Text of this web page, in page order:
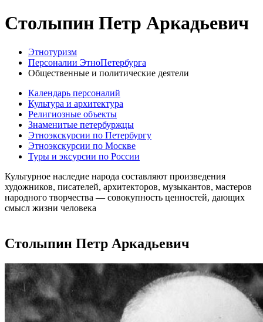
Столыпин Петр Аркадьевич
Этнотуризм
Персоналии ЭтноПетербурга
Общественные и политические деятели
Календарь персоналий
Культура и архитектура
Религиозные объекты
Знаменитые петербуржцы
Этноэкскурсии по Петербургу
Этноэкскурсии по Москве
Туры и эксурсии по России
Культурное наследие народа составляют произведения
художников, писателей, архитекторов, музыкантов, мастеров
народного творчества ― совокупность ценностей, дающих
смысл жизни человека
Столыпин Петр Аркадьевич